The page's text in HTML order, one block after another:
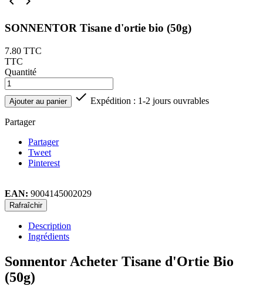
SONNENTOR Tisane d'ortie bio (50g)
7.80 TTC
TTC
Quantité
Ajouter au panier  Expédition : 1-2 jours ouvrables
Partager
Partager
Tweet
Pinterest
EAN: 9004145002029
Description
Ingrédients
Sonnentor Acheter Tisane d'Ortie Bio
(50g)